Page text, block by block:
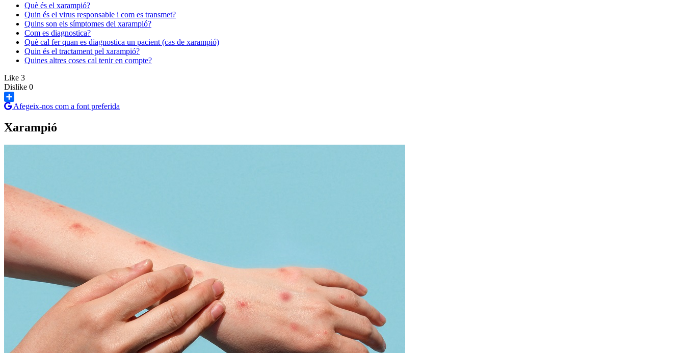
Què és el xarampió?
Quin és el virus responsable i com es transmet?
Quins son els símptomes del xarampió?
Com es diagnostica?
Què cal fer quan es diagnostica un pacient (cas de xarampió)
Quin és el tractament pel xarampió?
Quines altres coses cal tenir en compte?
Like 3
Dislike 0
Share
Afegeix-nos com a font preferida
Xarampió